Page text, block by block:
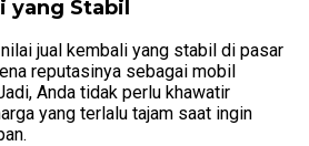
yang Stabil
jual kembali yang stabil di pasar
reputasinya sebagai mobil
Anda tidak perlu khawatir
yang terlalu tajam saat ingin